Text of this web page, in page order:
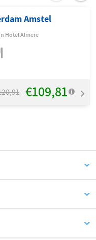
Amstel
Hotel Almere
€109,81